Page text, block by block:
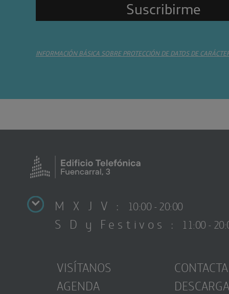
INFORMACIÓN BÁSICA SOBRE PROTECCIÓN DE DATOS DE
M X J V : 10:00 - 20:00
S D y Festivos : 11:00 -
VISÍTANOS
AGENDA
CONTACTA